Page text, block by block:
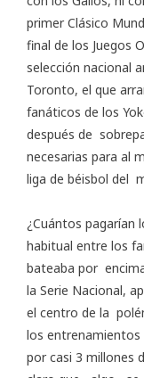
primer Clásico
final de los Juegos
selección nacional
Toronto, el que
fanáticos de los
después de
necesarias para al
liga de béisbol del
¿Cuántos pagarían
habitual entre los
bateaba por
la Serie Nacional,
el centro de la
los entrenamientos
por casi 3 millones